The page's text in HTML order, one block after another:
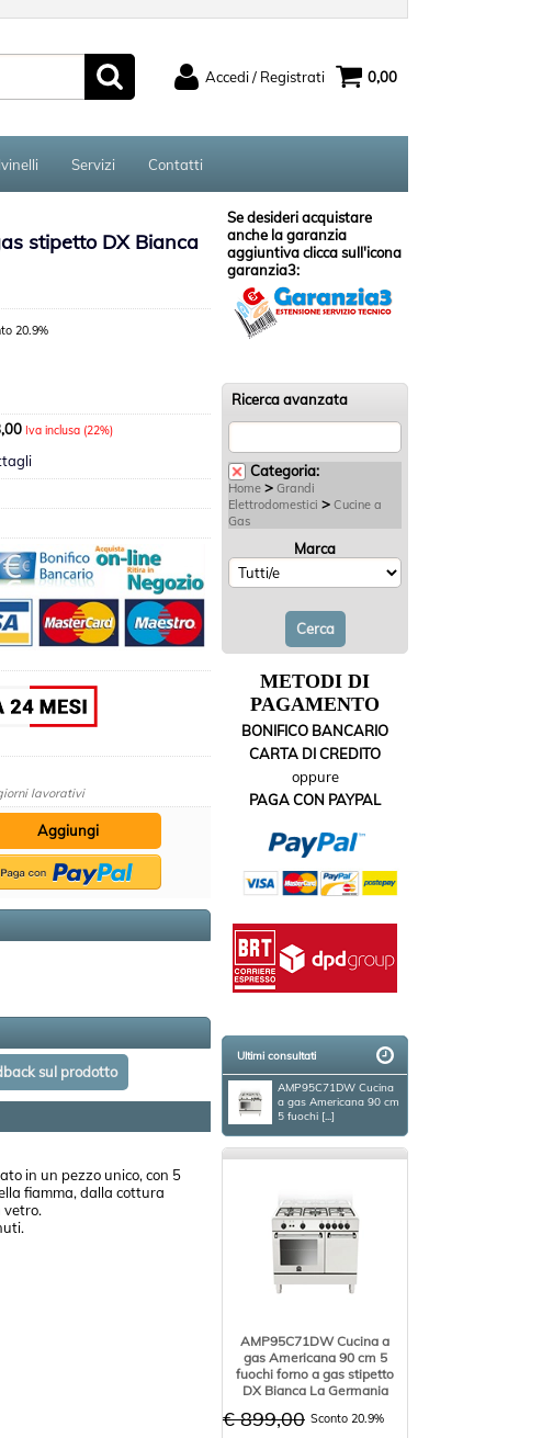
Accedi / Registrati
inserisci il
password e poi
"Accedi"
Se non sei ancora registrato sul
nostro sito clicca sul pulsante
"Registrati"
0,00
Servizi Contatti
stipetto DX Bianca
20.9%
Iva inclusa (22%)
lavorativi
in un pezzo unico, con 5
fiamma, dalla cottura
vetro.
Se desideri acquistare
anche la garanzia
aggiuntiva clicca sull'icona
garanzia3:
Ricerca avanzata
Categoria:
Home > Grandi
Elettrodomestici > Cucine a
Gas
Marca
METODI DI
PAGAMENTO
BONIFICO BANCARIO
CARTA DI CREDITO
oppure
PAGA CON PAYPAL
Ultimi consultati
AMP95C71DW Cucina
a gas Americana 90 cm
5 fuochi [...]
AMP95C71DW Cucina a
gas Americana 90 cm 5
fuochi forno a gas stipetto
DX Bianca La Germania
€ 899,00 Sconto 20.9%